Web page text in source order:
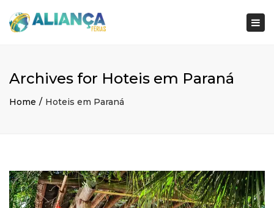
Archives for Hoteis em Paraná
Home Hoteis em Paraná